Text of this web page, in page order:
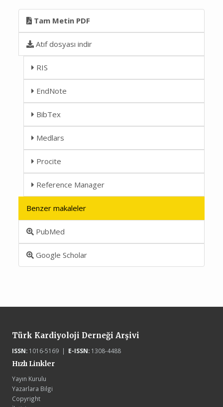
Tam Metin PDF
Atıf dosyası indir
RIS
EndNote
BibTex
Medlars
Procite
Reference Manager
Benzer makaleler
PubMed
Google Scholar
Türk Kardiyoloji Derneği Arşivi
ISSN:1016-5169 | E-ISSN:1308-4488
Hızlı Linkler
Yayın Kurulu
Yazarlara Bilgi
Copyright